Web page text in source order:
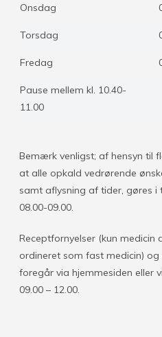
Onsdag
Torsdag
Fredag
Pause mellem kl. 10.40-
11.00
Bemærk venligst; af hensyn til
at alle opkald vedrørende
samt aflysning af tider, gøres i
08.00-09.00.
Receptfornyelser (kun medicin
ordineret som fast medicin)
foregår via hjemmesiden eller
09.00 – 12.00.